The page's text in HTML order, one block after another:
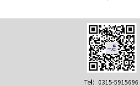
Tel：0315-5915696